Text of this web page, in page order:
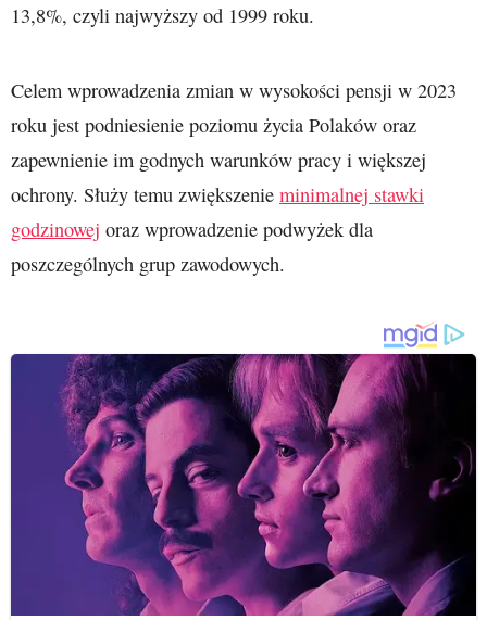
13,8%, czyli najwyższy od 1999 roku.
Celem wprowadzenia zmian w wysokości pensji w 2023
roku jest podniesienie poziomu życia Polaków oraz
zapewnienie im godnych warunków pracy i większej
ochrony. Służy temu zwiększenie minimalnej stawki
godzinowej oraz wprowadzenie podwyżek dla
poszczególnych grup zawodowych.